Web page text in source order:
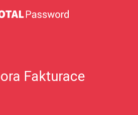
Fakturace